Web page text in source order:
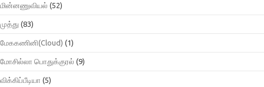
மின்னணுவியல் (52)
முத்து (83)
மேககணினி(Cloud) (1)
மோசில்லா பொதுக்குரல் (9)
விக்கிப்பீடியா (5)